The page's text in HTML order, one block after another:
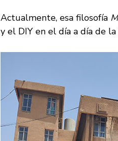
Actualmente, esa filosofía
y el DIY en el día a día de